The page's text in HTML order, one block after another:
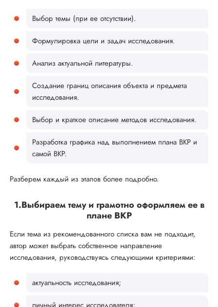
Выбор темы (при ее отсутствии).
Формулировка цели и задач исследования.
Анализ актуальной литературы.
Создание границ описания объекта и предмета
исследования.
Выбор и краткое описание методов исследования.
Разработка графика над выполнением плана ВКР и
самой ВКР.
Разберем каждый из этапов более подробно.
1.Выбираем тему и грамотно оформляем ее в
плане ВКР
Если тема из рекомендованного списка вам не подходит,
автор может выбрать собственное направление
исследования, руководствуясь следующими критериями:
актуальность исследования;
личный интерес исследователя;